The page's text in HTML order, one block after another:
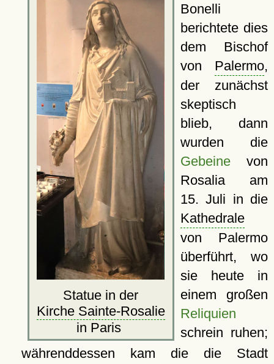
Statue in der
Kirche Sainte-Rosalie
in Paris
Bonelli
berichtete dies
dem Bischof
von Palermo,
der zunächst
skeptisch
blieb, dann
wurden die
Gebeinevon
Rosalia am
15. Juli in die
Kathedrale
von Palermo
überführt, wo
sie heute in
einem großen
Reliquien
schrein ruhen;
währenddessen kam die die Stadt